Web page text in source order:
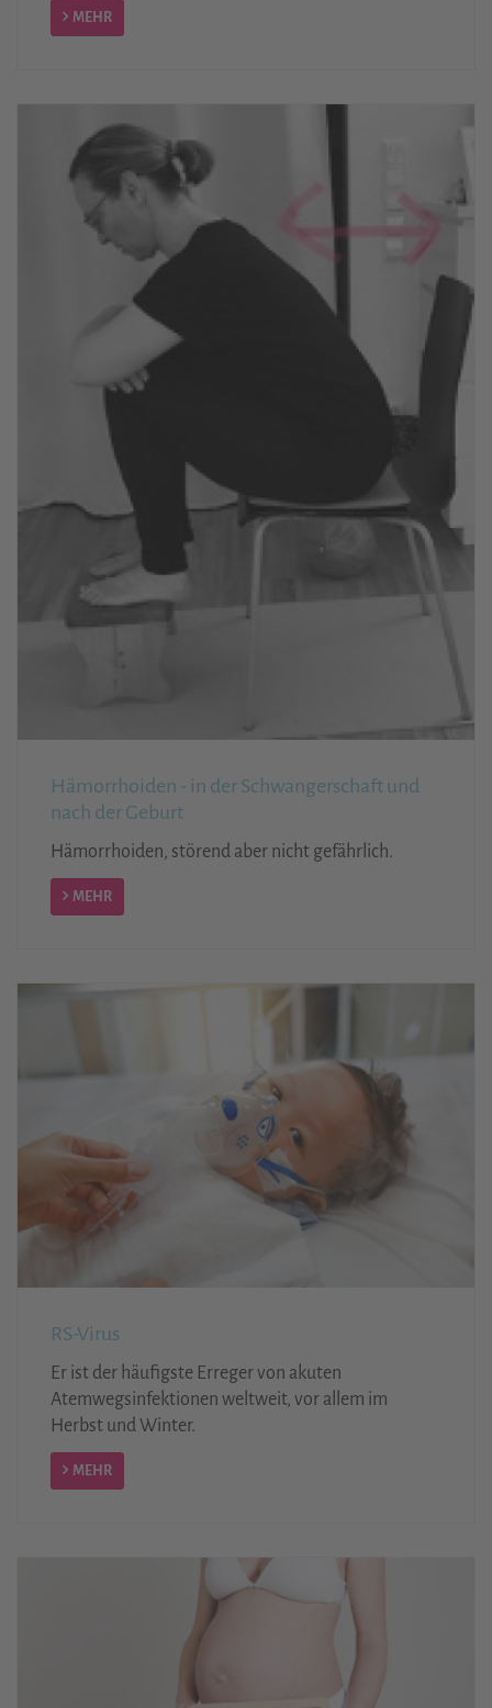
MEHR
Hämorrhoiden - in der Schwangerschaft und
nach der Geburt
Hämorrhoiden, störend aber nicht gefährlich.
MEHR
RS-Virus
Er ist der häufigste Erreger von akuten
Atemwegsinfektionen weltweit, vor allem im
Herbst und Winter.
MEHR